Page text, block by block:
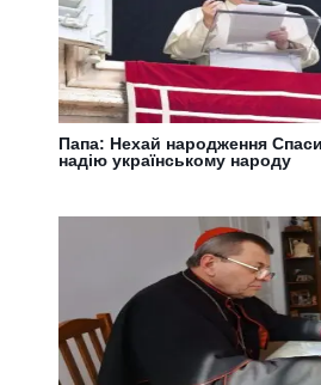
Папа: Нехай народження
надію українському народу